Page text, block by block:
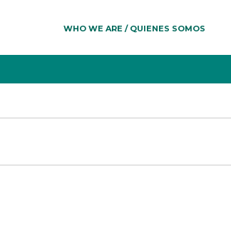
WHO WE ARE / QUIENES SOMOS